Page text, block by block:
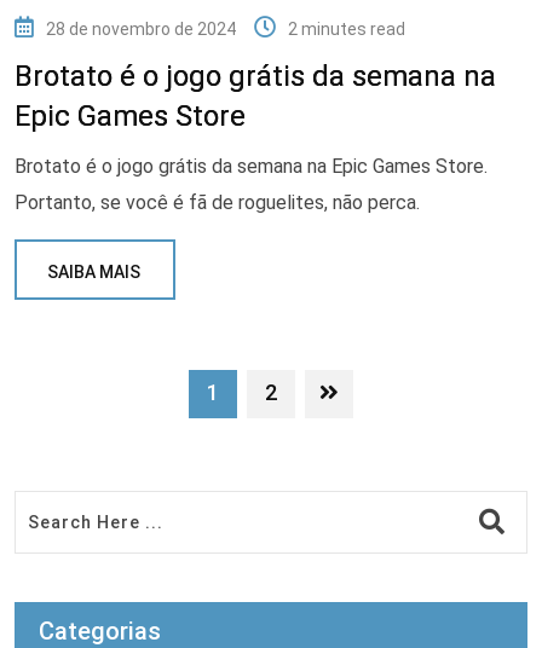
28 de novembro de 2024 2 minutes read
Brotato é o jogo grátis da semana na
Epic Games Store
Brotato é o jogo grátis da semana na Epic Games Store.
Portanto, se você é fã de roguelites, não perca.
SAIBA MAIS
1 2
Categorias